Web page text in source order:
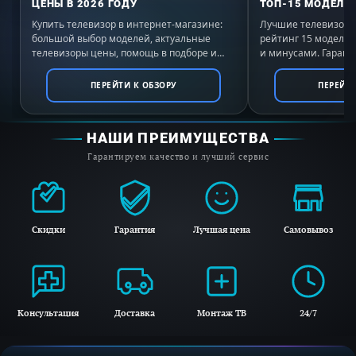
HDMI CEC
Да
ЦВЕТ КОРПУСА
КОЛИЧЕСТВО ДИНАМИКОВ
8 кг
ЦЕНЫ В 2026 ГОДУ
Купить телевизор в интернет-магазине:
большой выбор моделей, актуальные
телевизоры цены, помощь в подборе и
выгодные условия покупки с доставкой по
всей России.ПЕРЕЙТИ К ОБЗОРУ
ТОП-15
Лучшие телевизоры
рейтинг 15
и минусами.
России. Выбирайте
НАШИ ПРЕИМУЩЕСТВА
Гарантируем качество и лучший сервис
Скидки Гарантия Лучшая цена Самовывоз
Консультация Доставка Монтаж ТВ 24/7